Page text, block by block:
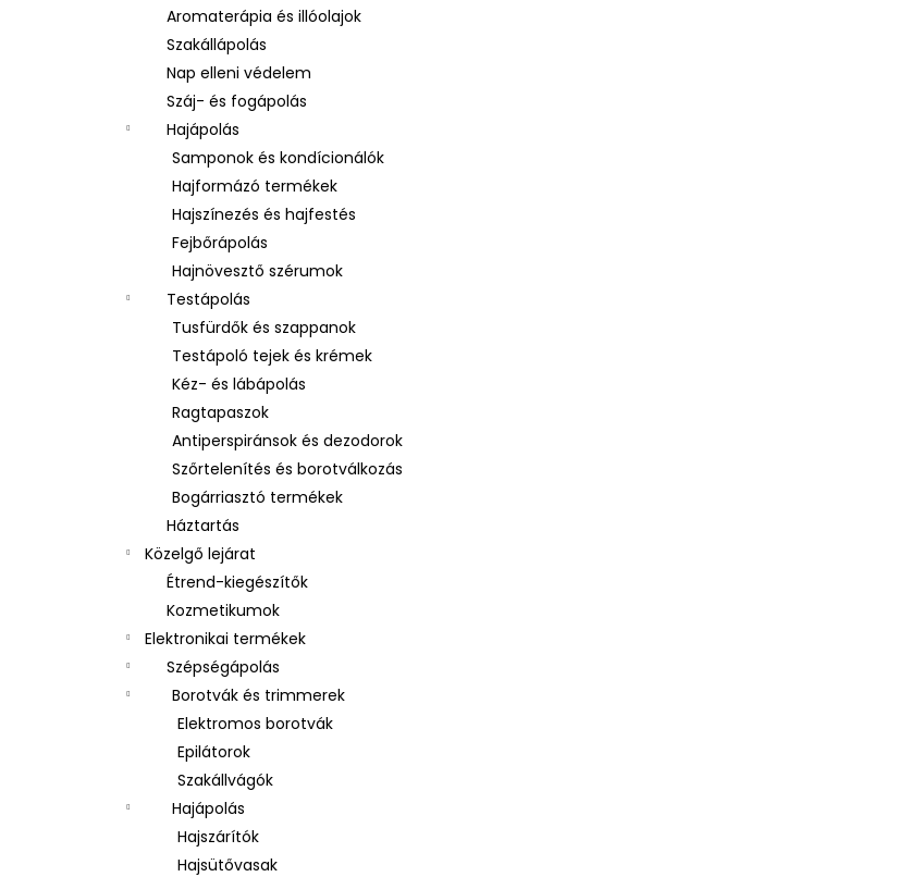
Aromaterápia és illóolajok
Szakállápolás
Nap elleni védelem
Száj- és fogápolás
Hajápolás
Samponok és kondícionálók
Hajformázó termékek
Hajszínezés és hajfestés
Fejbőrápolás
Hajnövesztő szérumok
Testápolás
Tusfürdők és szappanok
Testápoló tejek és krémek
Kéz- és lábápolás
Ragtapaszok
Antiperspiránsok és dezodorok
Szőrtelenítés és borotválkozás
Bogárriasztó termékek
Háztartás
Közelgő lejárat
Étrend-kiegészítők
Kozmetikumok
Elektronikai termékek
Szépségápolás
Borotvák és trimmerek
Elektromos borotvák
Epilátorok
Szakállvágók
Hajápolás
Hajszárítók
Hajsütővasak